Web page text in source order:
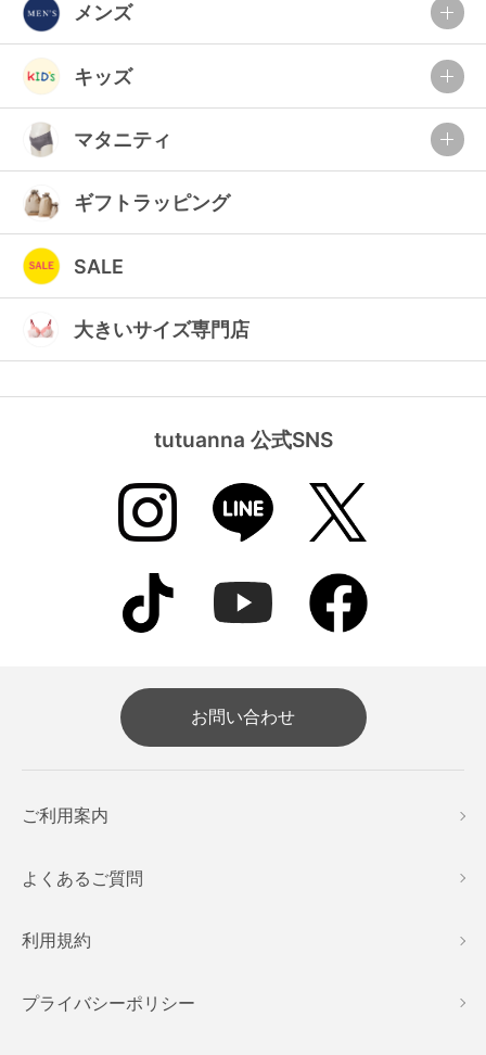
メンズ
キッズ
マタニティ
ギフトラッピング
SALE
大きいサイズ専門店
tutuanna 公式SNS
お問い合わせ
ご利用案内
よくあるご質問
利用規約
プライバシーポリシー